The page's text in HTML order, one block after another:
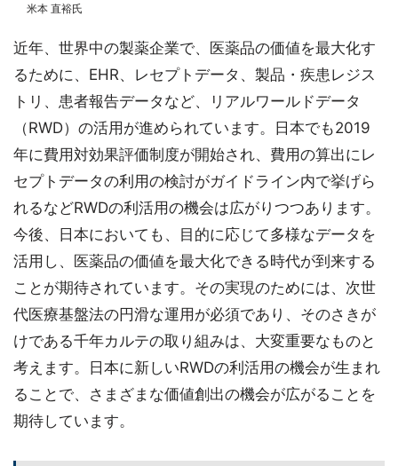
米本 直裕氏
近年、世界中の製薬企業で、医薬品の価値を最大化す
るために、EHR、レセプトデータ、製品・疾患レジス
トリ、患者報告データなど、リアルワールドデータ
（RWD）の活用が進められています。日本でも2019
年に費用対効果評価制度が開始され、費用の算出にレ
セプトデータの利用の検討がガイドライン内で挙げら
れるなどRWDの利活用の機会は広がりつつあります。
今後、日本においても、目的に応じて多様なデータを
活用し、医薬品の価値を最大化できる時代が到来する
ことが期待されています。その実現のためには、次世
代医療基盤法の円滑な運用が必須であり、そのさきが
けである千年カルテの取り組みは、大変重要なものと
考えます。日本に新しいRWDの利活用の機会が生まれ
ることで、さまざまな価値創出の機会が広がることを
期待しています。